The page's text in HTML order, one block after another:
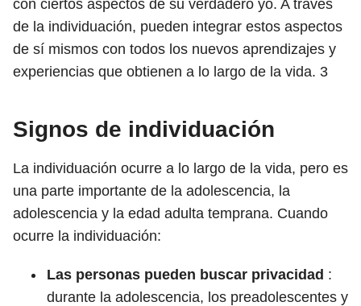
con ciertos aspectos de su verdadero yo. A través
de la individuación, pueden integrar estos aspectos
de sí mismos con todos los nuevos aprendizajes y
experiencias que obtienen a lo largo de la vida. 3
Signos de individuación
La individuación ocurre a lo largo de la vida, pero es
una parte importante de la adolescencia, la
adolescencia y la edad adulta temprana. Cuando
ocurre la individuación:
Las personas pueden buscar privacidad :
durante la adolescencia, los preadolescentes y